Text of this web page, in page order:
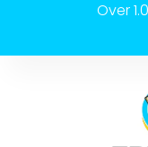
Over